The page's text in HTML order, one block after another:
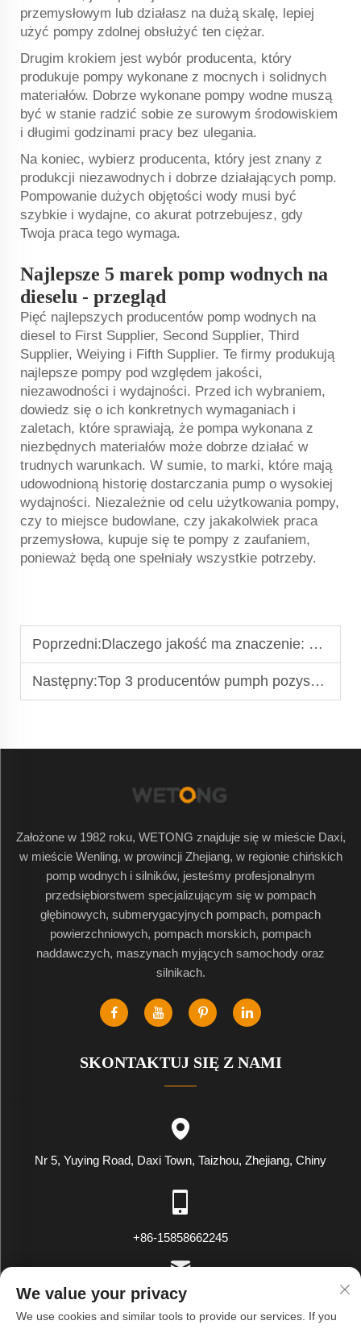
przemysłowym lub działasz na dużą skalę, lepiej
użyć pompy zdolnej obsłużyć ten ciężar.
Drugim krokiem jest wybór producenta, który
produkuje pompy wykonane z mocnych i solidnych
materiałów. Dobrze wykonane pompy wodne muszą
być w stanie radzić sobie ze surowym środowiskiem
i długimi godzinami pracy bez ulegania.
Na koniec, wybierz producenta, który jest znany z
produkcji niezawodnych i dobrze działających pomp.
Pompowanie dużych objętości wody musi być
szybkie i wydajne, co akurat potrzebujesz, gdy
Twoja praca tego wymaga.
Najlepsze 5 marek pomp wodnych na
dieselu - przegląd
Pięć najlepszych producentów pomp wodnych na
diesel to First Supplier, Second Supplier, Third
Supplier, Weiying i Fifth Supplier. Te firmy produkują
najlepsze pompy pod względem jakości,
niezawodności i wydajności. Przed ich wybraniem,
dowiedz się o ich konkretnych wymaganiach i
zaletach, które sprawiają, że pompa wykonana z
niezbędnych materiałów może dobrze działać w
trudnych warunkach. W sumie, to marki, które mają
udowodnioną historię dostarczania pump o wysokiej
wydajności. Niezależnie od celu użytkowania pompy,
czy to miejsce budowlane, czy jakakolwiek praca
przemysłowa, kupuje się te pompy z zaufaniem,
ponieważ będą one spełniały wszystkie potrzeby.
Poprzedni:Dlaczego jakość ma znaczenie: Przewodnik dla producentów pomp
Następny:Top 3 producentów pumph pozyskiwania obwodowego w Chinach
Założone w 1982 roku, WETONG znajduje się w mieście Daxi,
w mieście Wenling, w prowincji Zhejiang, w regionie chińskich
pomp wodnych i silników, jesteśmy profesjonalnym
przedsiębiorstwem specjalizującym się w pompach
głębinowych, submerygacyjnych pompach, pompach
powierzchniowych, pompach morskich, pompach
naddawczych, maszynach myjących samochody oraz
silnikach.
SKONTAKTUJ SIĘ Z NAMI
Nr 5, Yuying Road, Daxi Town, Taizhou, Zhejiang, Chiny
+86-15858662245
[email protected]
We value your privacy
We use cookies and similar tools to provide our services. If you